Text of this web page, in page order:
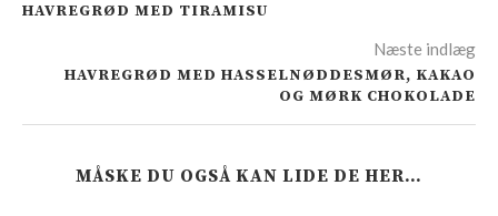
HAVREGRØD MED TIRAMISU
Næste indlæg
HAVREGRØD MED HASSELNØDDESMØR, KAKAO
OG MØRK CHOKOLADE
MÅSKE DU OGSÅ KAN LIDE DE HER…